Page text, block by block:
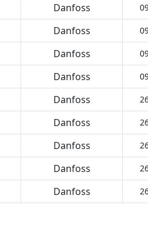
Danfoss
Danfoss
Danfoss
Danfoss
Danfoss
Danfoss
Danfoss
Danfoss
Danfoss